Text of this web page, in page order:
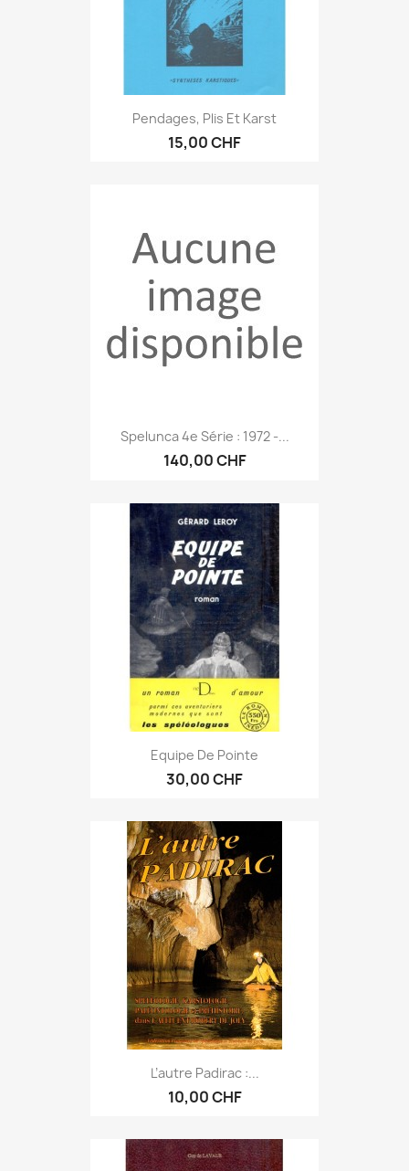
Pendages, Plis Et Karst
15,00 CHF
Spelunca 4e Série : 1972 -...
140,00 CHF
Equipe De Pointe
30,00 CHF
L’autre Padirac :...
10,00 CHF